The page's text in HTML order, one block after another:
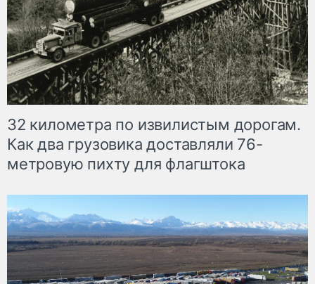
32 километра по извилистым дорогам.
Как два грузовика доставляли 76-
метровую пихту для флагштока